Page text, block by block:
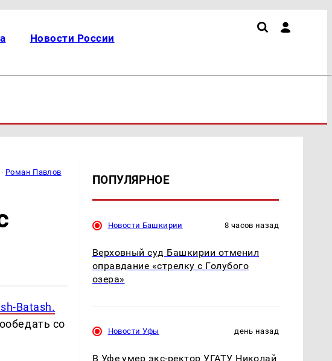
Новости России
Роман Павлов
Batash.
со
ПОПУЛЯРНОЕ
Новости Башкирии 8 часов назад
Верховный суд Башкирии отменил
оправдание «стрелку с Голубого
озера»
Новости Уфы день назад
В Уфе умер экс-ректор УГАТУ Николай